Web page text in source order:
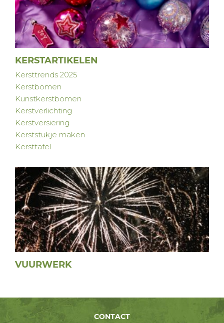
KERSTARTIKELEN
Kersttrends 2025
Kerstbomen
Kunstkerstbomen
Kerstverlichting
Kerstversiering
Kerststukje maken
Kersttafel
VUURWERK
CONTACT